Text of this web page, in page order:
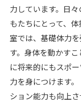
力しています。日
もたちにとって、
室では、基礎体力
す。身体を動かす
に将来的にもスポ
力を身につけます
ション能力も向上